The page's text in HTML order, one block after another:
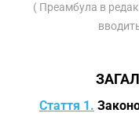
( Преамбула в
Стаття 1.